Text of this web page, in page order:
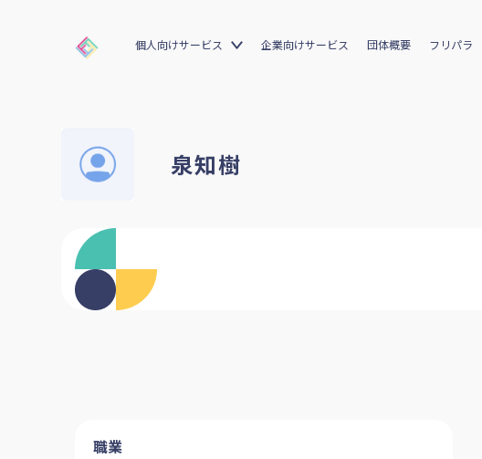
個人向けサービス 企業向けサービス 団体概要 フリパラ
泉知樹
職業